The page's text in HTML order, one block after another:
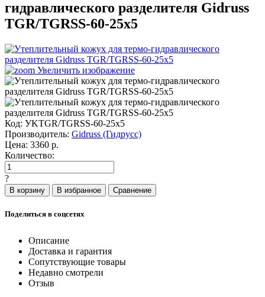
гидравлического разделителя Gidruss
TGR/TGRSS-60-25x5
Увеличить изображение
Код: УKTGR/TGRSS-60-25x5
Производитель: Gidruss (Гидрусс)
Цена: 3360 р.
Количество:
?
Поделиться в соцсетях
Описание
Доставка и гарантия
Сопутствующие товары
Недавно смотрели
Отзыв